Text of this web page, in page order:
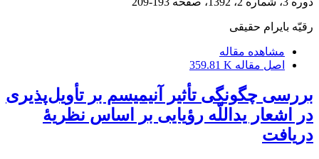
رقیّه بایرام‌ حقیقی
مشاهده مقاله
اصل مقاله 359.81 K
بررسی چگونگی تأثیر آنیمیسم بر تأویل‌پذیری
در اشعار یداللّه رؤیایی بر اساس نظریۀ
دریافت